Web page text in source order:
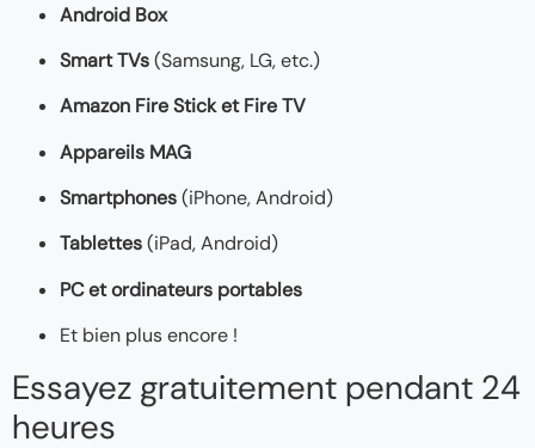
Android Box
Smart TVs(Samsung, LG, etc.)
Amazon Fire Stick et Fire TV
Appareils MAG
Smartphones(iPhone, Android)
Tablettes(iPad, Android)
PC et ordinateurs portables
Et bien plus encore !
Essayez gratuitement pendant 24
heures